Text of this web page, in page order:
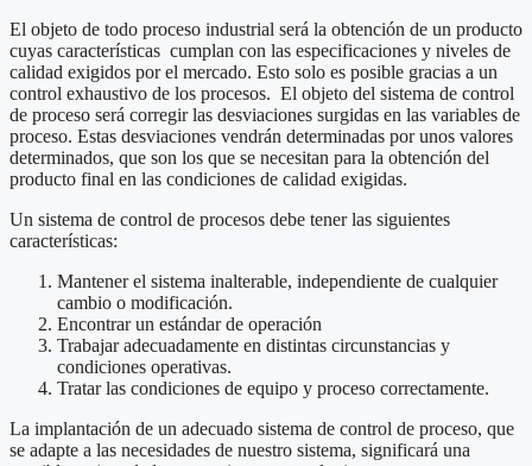
El objeto de todo proceso industrial será la obtención de un producto
cuyas características cumplan con las especificaciones y niveles de
calidad exigidos por el mercado. Esto solo es posible gracias a un
control exhaustivo de los procesos. El objeto del sistema de control
de proceso será corregir las desviaciones surgidas en las variables de
proceso. Estas desviaciones vendrán determinadas por unos valores
determinados, que son los que se necesitan para la obtención del
producto final en las condiciones de calidad exigidas.
Un sistema de control de procesos debe tener las siguientes
características:
Mantener el sistema inalterable, independiente de cualquier
cambio o modificación.
Encontrar un estándar de operación
Trabajar adecuadamente en distintas circunstancias y
condiciones operativas.
Tratar las condiciones de equipo y proceso correctamente.
La implantación de un adecuado sistema de control de proceso, que
se adapte a las necesidades de nuestro sistema, significará una